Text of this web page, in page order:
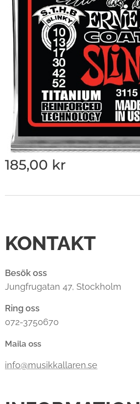
185,00 kr
KONTAKT
Besök oss
Jungfrugatan 47, Stockholm
Ring oss
072-3750670
Maila oss
info@musikkallaren.se